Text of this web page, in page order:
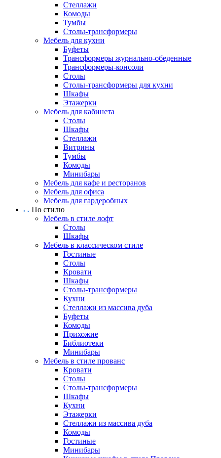
Стеллажи
Комоды
Тумбы
Столы-трансформеры
Мебель для кухни
Буфеты
Трансформеры журнально-обеденные
Трансформеры-консоли
Столы
Столы-трансформеры для кухни
Шкафы
Этажерки
Мебель для кабинета
Столы
Шкафы
Стеллажи
Витрины
Тумбы
Комоды
Минибары
Мебель для кафе и ресторанов
Мебель для офиса
Мебель для гардеробных
По стилю
Мебель в стиле лофт
Столы
Шкафы
Мебель в классическом стиле
Гостиные
Столы
Кровати
Шкафы
Столы-трансформеры
Кухни
Стеллажи из массива дуба
Буфеты
Комоды
Прихожие
Библиотеки
Минибары
Мебель в стиле прованс
Кровати
Столы
Столы-трансформеры
Шкафы
Кухни
Этажерки
Стеллажи из массива дуба
Комоды
Гостиные
Минибары